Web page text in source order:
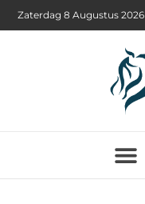
Zaterdag 8 Augustus 2026